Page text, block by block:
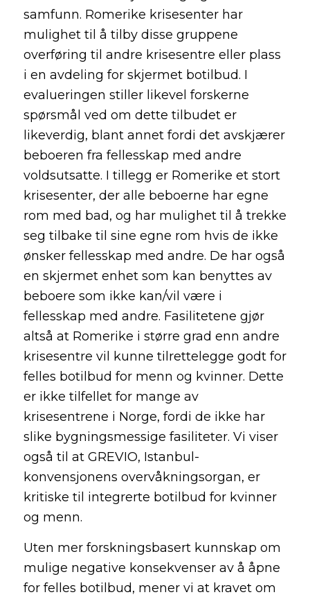
samfunn. Romerike krisesenter har
mulighet til å tilby disse gruppene
overføring til andre krisesentre eller plass
i en avdeling for skjermet botilbud. I
evalueringen stiller likevel forskerne
spørsmål ved om dette tilbudet er
likeverdig, blant annet fordi det avskjærer
beboeren fra fellesskap med andre
voldsutsatte. I tillegg er Romerike et stort
krisesenter, der alle beboerne har egne
rom med bad, og har mulighet til å trekke
seg tilbake til sine egne rom hvis de ikke
ønsker fellesskap med andre. De har også
en skjermet enhet som kan benyttes av
beboere som ikke kan/vil være i
fellesskap med andre. Fasilitetene gjør
altså at Romerike i større grad enn andre
krisesentre vil kunne tilrettelegge godt for
felles botilbud for menn og kvinner. Dette
er ikke tilfellet for mange av
krisesentrene i Norge, fordi de ikke har
slike bygningsmessige fasiliteter. Vi viser
også til at GREVIO, Istanbul-
konvensjonens overvåkningsorgan, er
kritiske til integrerte botilbud for kvinner
og menn.
Uten mer forskningsbasert kunnskap om
mulige negative konsekvenser av å åpne
for felles botilbud, mener vi at kravet om